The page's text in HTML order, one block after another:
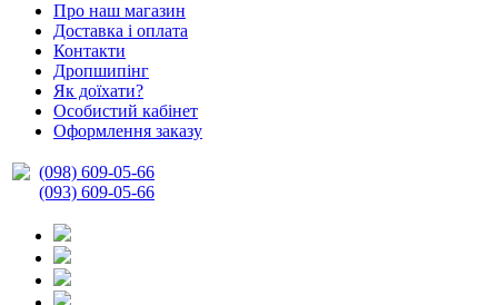
Про наш магазин
Доставка і оплата
Контакти
Дропшипінг
Як доїхати?
Особистий кабінет
Оформлення заказу
(098) 609-05-66
(093) 609-05-66